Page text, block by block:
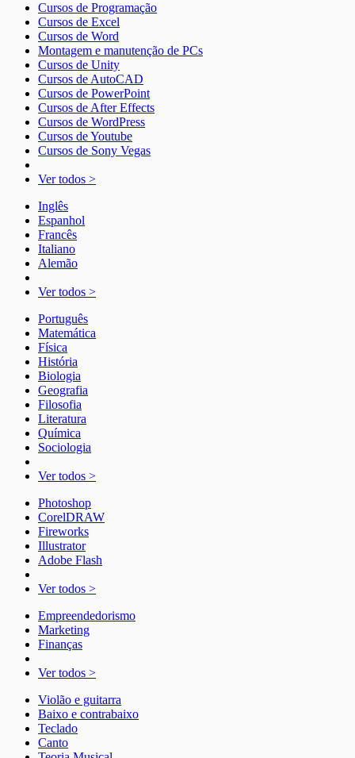
Cursos de Programação
Cursos de Excel
Cursos de Word
Montagem e manutenção de PCs
Cursos de Unity
Cursos de AutoCAD
Cursos de PowerPoint
Cursos de After Effects
Cursos de WordPress
Cursos de Youtube
Cursos de Sony Vegas
Ver todos >
Inglês
Espanhol
Francês
Italiano
Alemão
Ver todos >
Português
Matemática
Física
História
Biologia
Geografia
Filosofia
Literatura
Química
Sociologia
Ver todos >
Photoshop
CorelDRAW
Fireworks
Illustrator
Adobe Flash
Ver todos >
Empreendedorismo
Marketing
Finanças
Ver todos >
Violão e guitarra
Baixo e contrabaixo
Teclado
Canto